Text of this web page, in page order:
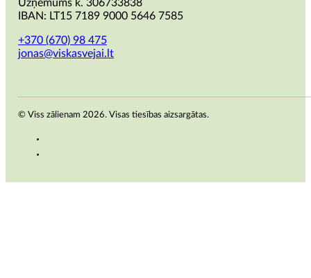
Uzņēmums k. 306733838
IBAN: LT15 7189 9000 5646 7585
+370 (670) 98 475
jonas@viskasvejai.lt
© Viss zālienam 2026. Visas tiesības aizsargātas.